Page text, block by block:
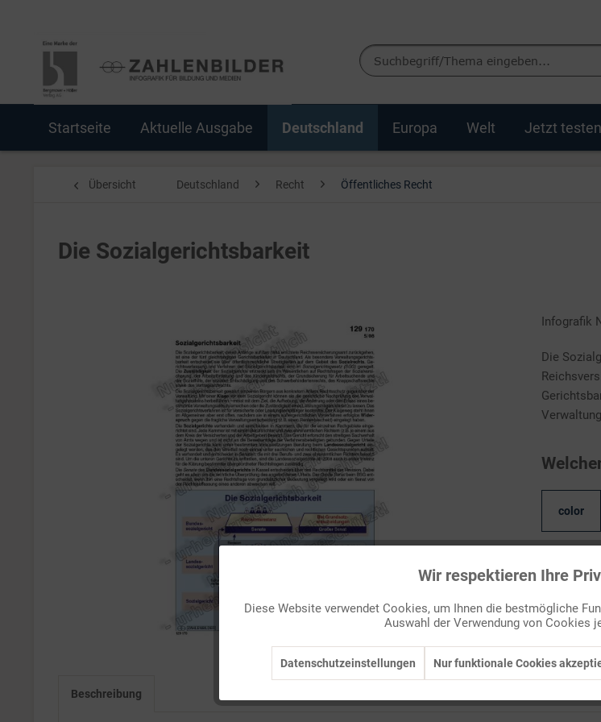
Startseite Aktuelle Ausgabe Deutschland Europa Welt Jetzt testen
Übersicht Deutschland Recht Öffentliches Recht
Die Sozialgerichtsbarkeit
Infografik
Die
color
Auf
Beschreibung
Wir respektieren Ihre
Diese Website verwendet Cookies, um Ihnen die bestmögliche
Auswahl der Verwendung von Cookies
Datenschutzeinstellungen Nur funktionale Cookies